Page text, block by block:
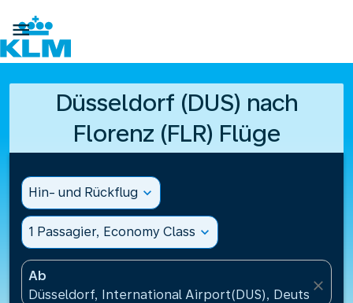

Düsseldorf (DUS) nach
Florenz (FLR) Flüge
Hin- und Rückflug expand_more
1 Passagier, Economy Class expand_more
Ab
Düsseldorf, International Airport(DUS), Deutschland
close